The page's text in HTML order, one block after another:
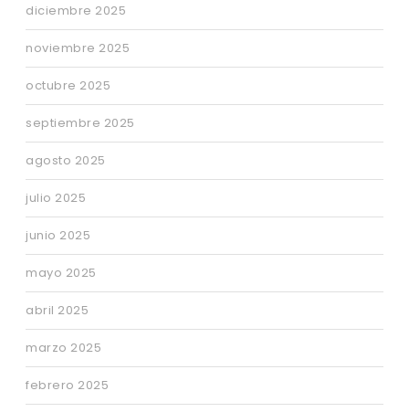
diciembre 2025
noviembre 2025
octubre 2025
septiembre 2025
agosto 2025
julio 2025
junio 2025
mayo 2025
abril 2025
marzo 2025
febrero 2025